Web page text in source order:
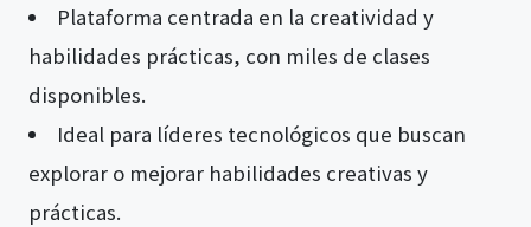
Plataforma centrada en la creatividad y
habilidades prácticas, con miles de clases
disponibles.
Ideal para líderes tecnológicos que buscan
explorar o mejorar habilidades creativas y
prácticas​​​​.